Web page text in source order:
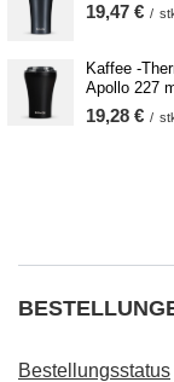
19,47 € /
Kaffee -
Apollo 227
19,28 € /
Bestellungsstatus